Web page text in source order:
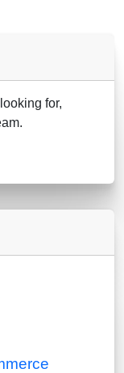
for,